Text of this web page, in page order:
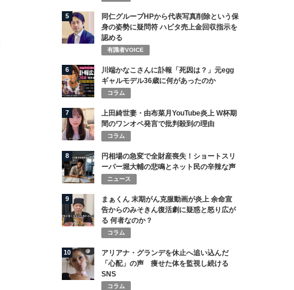
5
同仁グループHPから代表写真削除という保
身の姿勢に疑問符 ハビタ売上金回収指示を
認める
有識者VOICE
6
川端かなこさんに訃報「死因は？」元egg
ギャルモデル36歳に何があったのか
コラム
7
上田綺世妻・由布菜月YouTube炎上 W杯期
間のワンオペ発言で批判殺到の理由
コラム
8
円相場の急変で全財産喪失！ショートスリ
ーパー堀大輔の悲鳴とネット民の辛辣な声
ニュース
9
まぁくん 末期がん克服動画が炎上 余命宣
告からのみそきん復活劇に疑惑と怒り広が
る 何者なのか？
コラム
10
アリアナ・グランデを休止へ追い込んだ
「心配」の声 痩せた体を監視し続ける
SNS
コラム